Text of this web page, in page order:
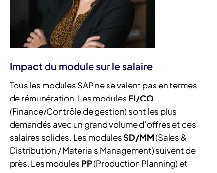
Impact du module sur le salaire
Tous les modules SAP ne se valent pas en termes
de rémunération. Les modules FI/CO
(Finance/Contrôle de gestion) sont les plus
demandés avec un grand volume d’offres et des
salaires solides. Les modulesSD/MM(Sales &
Distribution / Materials Management) suivent de
près. Les modules PP(Production Planning) et